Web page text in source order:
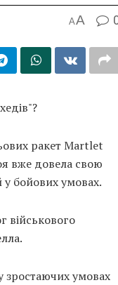
AA
ракет Martlet
вже довела свою
бойових умовах.
військового
зростаючих умовах